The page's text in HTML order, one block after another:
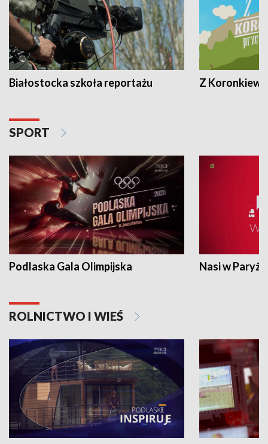
Białostocka szkoła reportażu Z
SPORT
Podlaska Gala Olimpijska Nasi w Paryżu
ROLNICTWO I WIEŚ